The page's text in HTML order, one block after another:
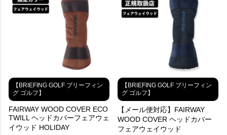
【BRIEFING GOLF ブリーフィン
グ ゴルフ】
FAIRWAY WOOD COVER ECO
TWILL ヘッドカバーフェアウェ
イウッド HOLIDAY
【BRIEFING GOLF ブリーフィン
グ ゴルフ】
【メール便対応】FAIRWAY
WOOD COVER ヘッドカバー
フェアウェイウッド